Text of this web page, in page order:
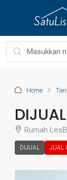
Home
Rumah
DIJUAL JUAL